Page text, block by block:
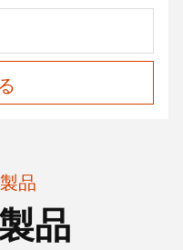
品
品